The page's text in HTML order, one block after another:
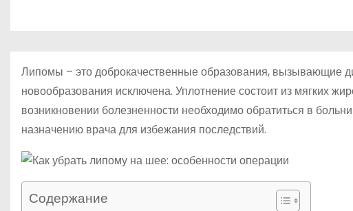
Липомы – это доброкачественные образования, вызывающие
новообразования исключена. Уплотнение состоит из мягких
возникновении болезненности необходимо обратиться в
назначению врача для избежания последствий.
Содержание